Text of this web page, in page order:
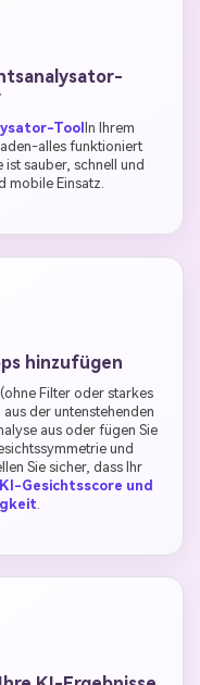
Tool In Ihrem
alles funktioniert
sauber, schnell und
mobile Einsatz.
hinzufügen
Filter oder starkes
der untenstehenden
aus oder fügen Sie
und
Sie sicher, dass Ihr
Gesichtsscore und